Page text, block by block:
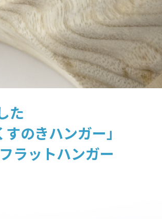
た
のきハンガー」
ラットハンガー